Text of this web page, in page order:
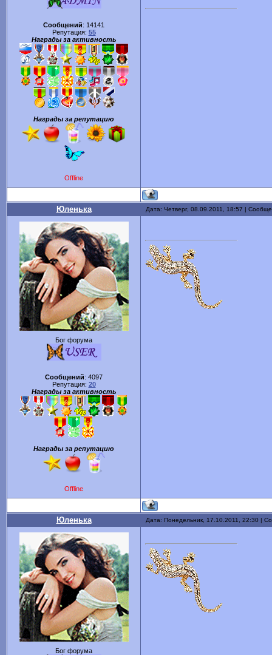
Сообщений: 14141
Репутация: 55
Награды за активность
Награды за репутацию
Offline
Юленька Дата: Четверг, 08.09.2011, 18:57 |
Бог форума
Сообщений: 4097
Репутация: 20
Награды за активность
Награды за репутацию
Offline
Юленька Дата: Понедельник, 17.10.2011, 22:30 |
Бог форума